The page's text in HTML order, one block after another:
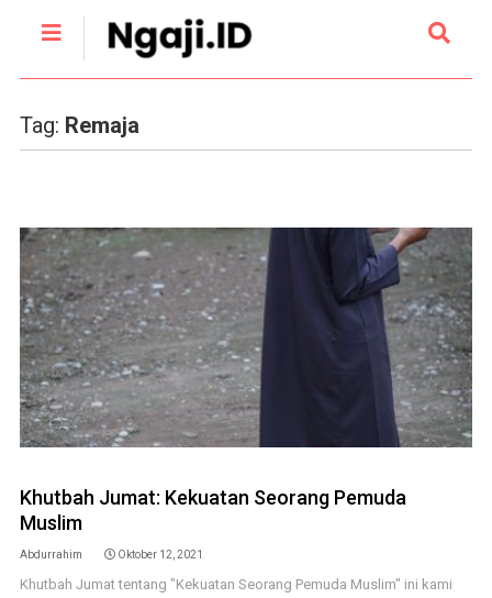
Tag: Remaja
Khutbah Jumat: Kekuatan Seorang Pemuda
Muslim
Abdurrahim Oktober 12, 2021
Khutbah Jumat tentang "Kekuatan Seorang Pemuda Muslim" ini kami